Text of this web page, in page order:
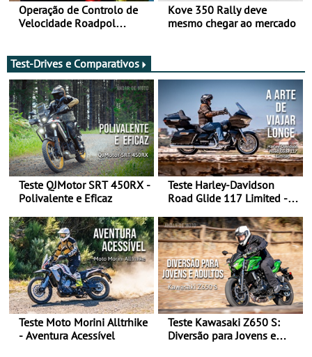
Operação de Controlo de
Velocidade Roadpol
Kove 350 Rally deve
mesmo chegar ao mercado
Test-Drives e Comparativos
Teste QJMotor SRT 450RX -
Polivalente e Eficaz
Teste Harley-Davidson
Road Glide 117 Limited - A
Teste Moto Morini Alltrhike
- Aventura Acessível
Teste Kawasaki Z650 S:
Diversão para Jovens e